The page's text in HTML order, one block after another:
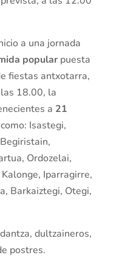
a una jornada
popularpuesta
fiestas antxotarra,
18.00, la
a 21
Isastegi,
Ordozelai,
Iparragirre,
Barkaiztegi, Otegi,
dultzaineros,
postres.